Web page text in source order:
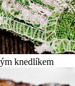
knedlíkem